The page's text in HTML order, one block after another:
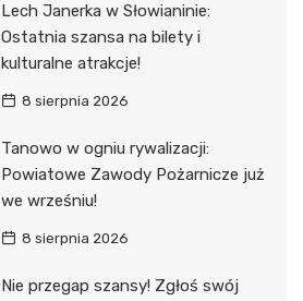
Lech Janerka w Słowianinie:
Ostatnia szansa na bilety i
kulturalne atrakcje!
8 sierpnia 2026
Tanowo w ogniu rywalizacji:
Powiatowe Zawody Pożarnicze już
we wrześniu!
8 sierpnia 2026
Nie przegap szansy! Zgłoś swój